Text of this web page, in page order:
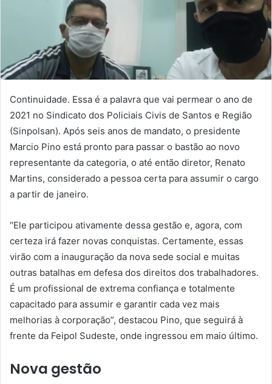
Continuidade. Essa é a palavra que vai permear o ano de
2021 no Sindicato dos Policiais Civis de Santos e Região
(Sinpolsan). Após seis anos de mandato, o presidente
Marcio Pino está pronto para passar o bastão ao novo
representante da categoria, o até então diretor, Renato
Martins, considerado a pessoa certa para assumir o cargo
a partir de janeiro.
“Ele participou ativamente dessa gestão e, agora, com
certeza irá fazer novas conquistas. Certamente, essas
virão com a inauguração da nova sede social e muitas
outras batalhas em defesa dos direitos dos trabalhadores.
É um profissional de extrema confiança e totalmente
capacitado para assumir e garantir cada vez mais
melhorias à corporação”, destacou Pino, que seguirá à
frente da Feipol Sudeste, onde ingressou em maio último.
Nova gestão